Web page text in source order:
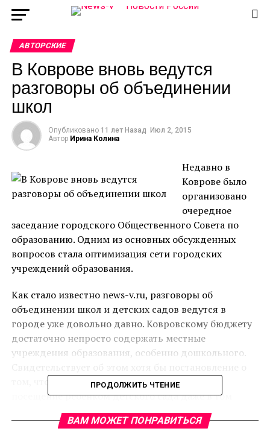
АВТОРСКИЕ
В Коврове вновь ведутся
разговоры об объединении
школ
Опубликовано 11 лет Назад
Июл 2, 2015
Автор Ирина Колина
Недавно в
Коврове было
организовано
очередное
заседание городского Общественного Совета по
образованию. Одним из основных обсужденных
вопросов стала оптимизация сети городских
учреждений образования.
Как стало известно news-v.ru, разговоры об
объединении школ и детских садов ведутся в
городе уже довольно давно. Ковровскому бюджету
достаточно непросто содержать местные
учреждения образования, особенно дошкольного.
том, что родители должны вносить плату за
посещение ребенком детского сада даже в том
случае, если он в него не ходит.
ПРОДОЛЖИТЬ ЧТЕНИЕ
ВАМ МОЖЕТ ПОНРАВИТЬСЯ